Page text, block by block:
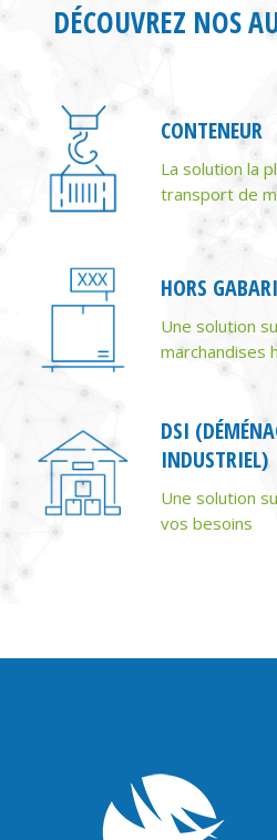
DÉCOUVREZ NOS
CONTENEUR
La solution la
transport de
HORS
Une solution
marchandises
DSI
INDUSTRIEL)
Une solution
vos besoins